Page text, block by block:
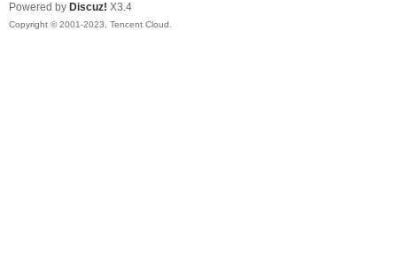
Powered by Discuz! X3.4
Copyright © 2001-2023, Tencent Cloud.